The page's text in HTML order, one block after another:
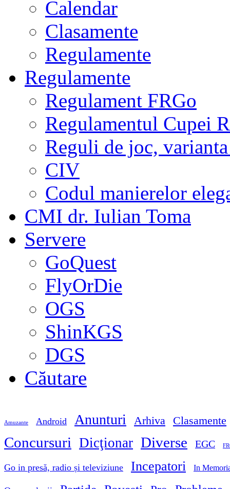
Calendar
Clasamente
Regulamente
Regulamente
Regulament FRGo
Regulamentul Cupei
Reguli de joc,
CIV
Codul manierelor
CMI dr. Iulian Toma
Servere
GoQuest
FlyOrDie
OGS
ShinKGS
DGS
Căutare
Amuzante Android Anunturi Arhiva Clasamente
Concursuri Dicţionar Diverse EGC
Go in presă, radio și televiziune Incepatori In